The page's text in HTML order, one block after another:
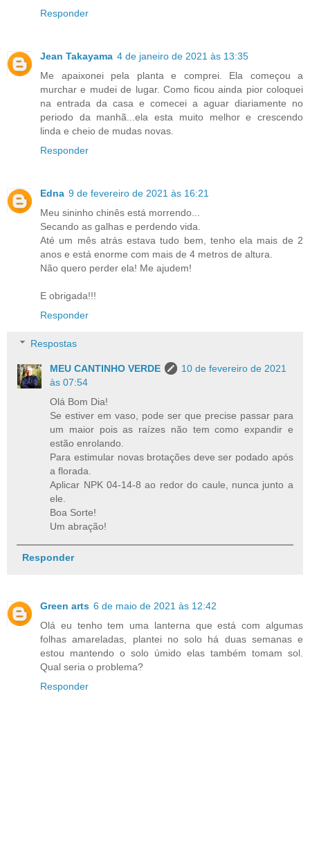
Responder
Jean Takayama 4 de janeiro de 2021 às 13:35
Me apaixonei pela planta e comprei. Ela começou a
murchar e mudei de lugar. Como ficou ainda pior coloquei
na entrada da casa e comecei a aguar diariamente no
periodo da manhã...ela esta muito melhor e crescendo
linda e cheio de mudas novas.
Responder
Edna 9 de fevereiro de 2021 às 16:21
Meu sininho chinês está morrendo...
Secando as galhas e perdendo vida.
Até um mês atrás estava tudo bem, tenho ela mais de 2
anos e está enorme com mais de 4 metros de altura.
Não quero perder ela! Me ajudem!
E obrigada!!!
Responder
Respostas
MEU CANTINHO VERDE
10 de fevereiro de 2021
às 07:54
Olá Bom Dia!
Se estiver em vaso, pode ser que precise passar para
um maior pois as raízes não tem como expandir e
estão enrolando.
Para estimular novas brotações deve ser podado após
a florada.
Aplicar NPK 04-14-8 ao redor do caule, nunca junto a
ele.
Boa Sorte!
Um abração!
Responder
Green arts 6 de maio de 2021 às 12:42
Olá eu tenho tem uma lanterna que está com algumas
folhas amareladas, plantei no solo há duas semanas e
estou mantendo o solo úmido elas também tomam sol.
Qual seria o problema?
Responder